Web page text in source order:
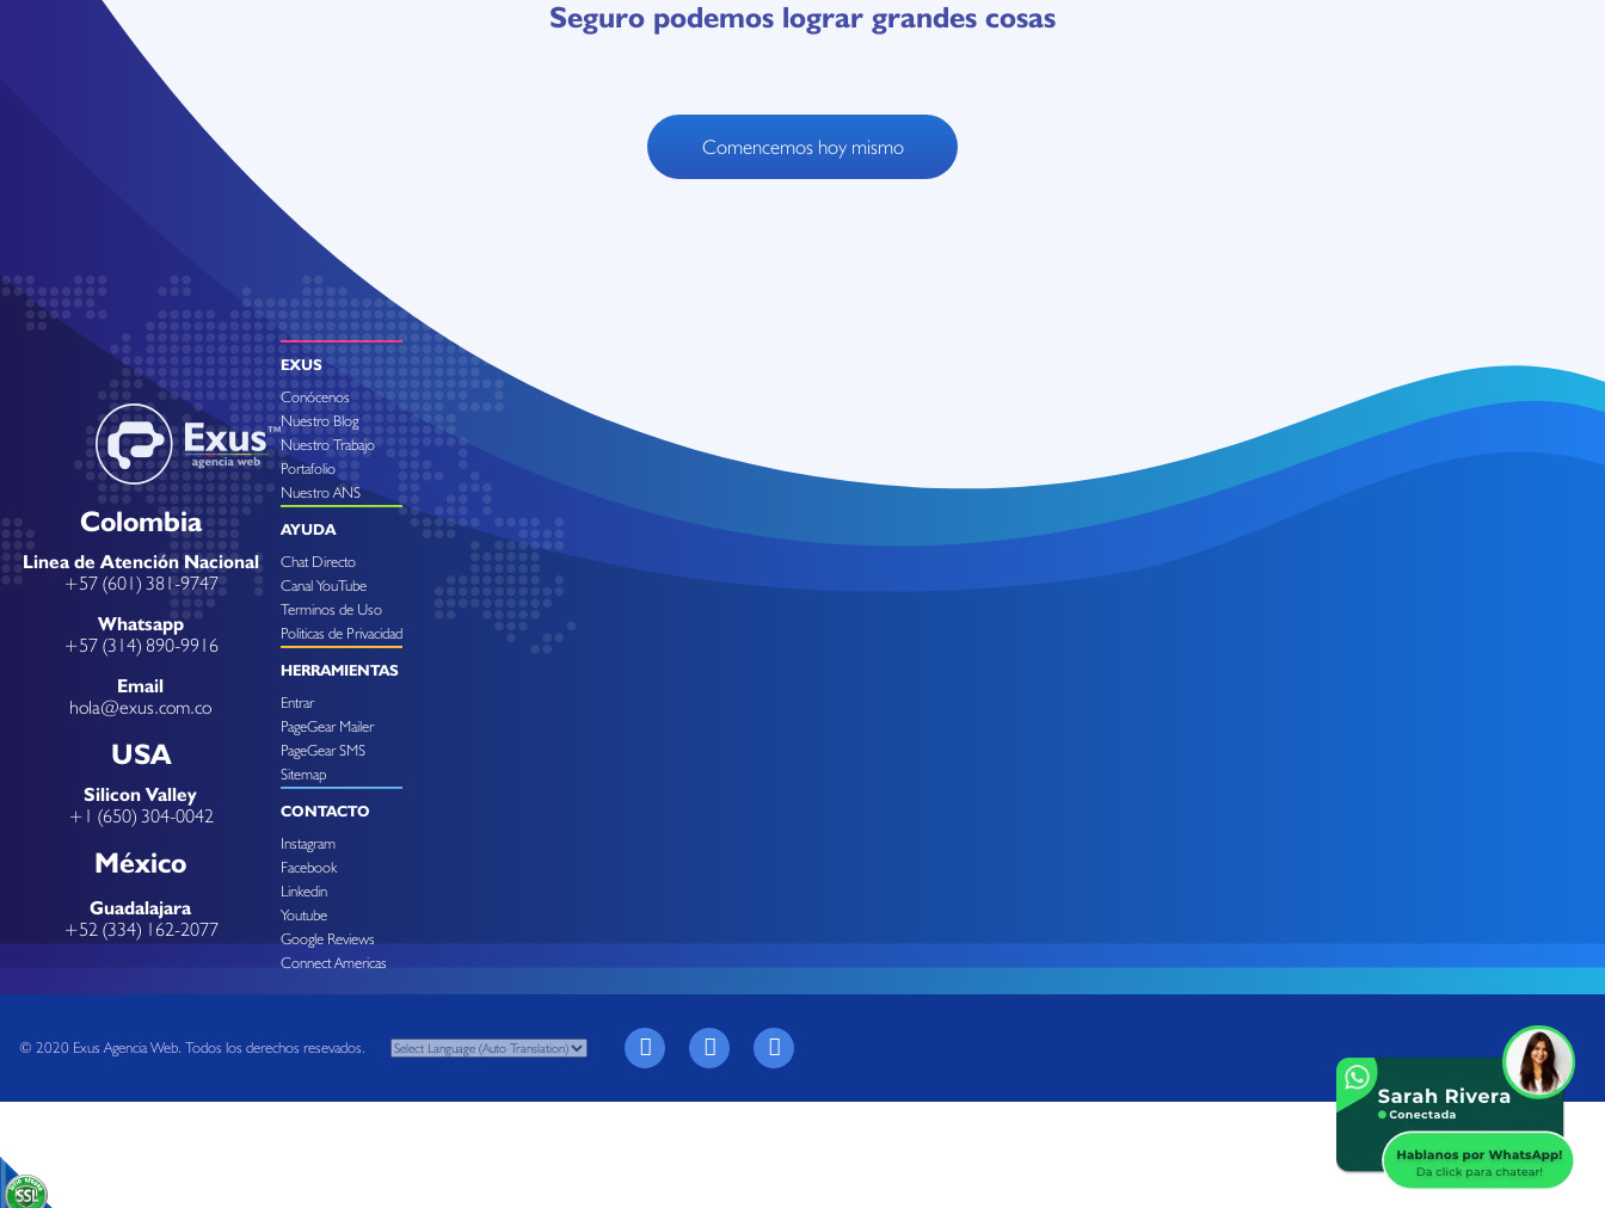
Seguro podemos lograr grandes cosas
Comencemos hoy mismo
Colombia
Linea de Atención Nacional
+57 (601) 381-9747
Whatsapp
+57 (314) 890-9916
Email
hola@exus.com.co
USA
Silicon Valley
+1 (650) 304-0042
México
Guadalajara
+52 (334) 162-2077
EXUS
Conócenos
Nuestro Blog
Nuestro Trabajo
Portafolio
Nuestro ANS
AYUDA
Chat Directo
Canal YouTube
Terminos de Uso
Politicas de Privacidad
HERRAMIENTAS
Entrar
PageGear Mailer
PageGear SMS
Sitemap
CONTACTO
Instagram
Facebook
Linkedin
Youtube
Google Reviews
Connect Americas
© 2020 Exus Agencia Web. Todos los derechos resevados.